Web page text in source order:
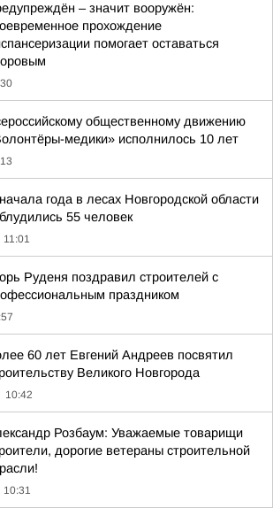
– значит вооружён:
прохождение
помогает оставаться
общественному движению
медики» исполнилось 10 лет
года в лесах Новгородской области
55 человек
11:01
Руденя поздравил строителей с
праздником
60 лет Евгений Андреев посвятил
Великого Новгорода
10:42
Розбаум: Уважаемые товарищи
дорогие ветераны строительной
10:31